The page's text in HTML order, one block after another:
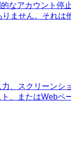
なアカウント
ません。それは
、スクリーン
、またはWebペ